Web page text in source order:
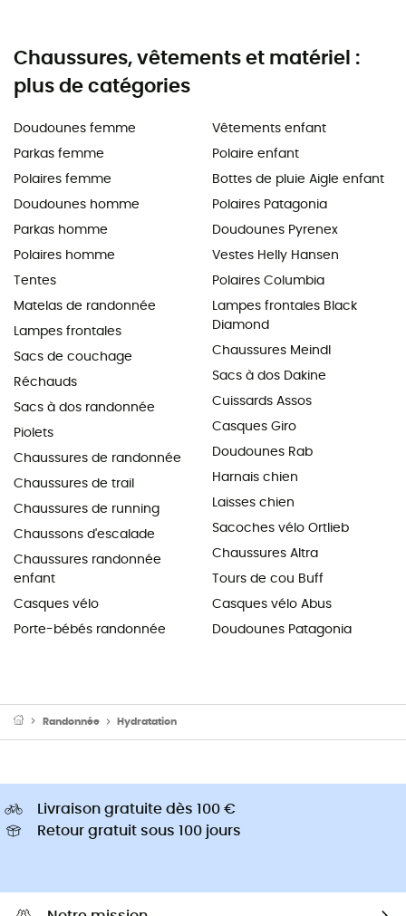
Chaussures, vêtements et matériel :
plus de catégories
Doudounes femme
Parkas femme
Polaires femme
Doudounes homme
Parkas homme
Polaires homme
Tentes
Matelas de randonnée
Lampes frontales
Sacs de couchage
Réchauds
Sacs à dos randonnée
Piolets
Chaussures de randonnée
Chaussures de trail
Chaussures de running
Chaussons d'escalade
Chaussures randonnée
enfant
Casques vélo
Porte-bébés randonnée
Vêtements enfant
Polaire enfant
Bottes de pluie Aigle enfant
Polaires Patagonia
Doudounes Pyrenex
Vestes Helly Hansen
Polaires Columbia
Lampes frontales Black
Diamond
Chaussures Meindl
Sacs à dos Dakine
Cuissards Assos
Casques Giro
Doudounes Rab
Harnais chien
Laisses chien
Sacoches vélo Ortlieb
Chaussures Altra
Tours de cou Buff
Casques vélo Abus
Doudounes Patagonia
Randonnée Hydratation
Livraison gratuite dès 100 €
Retour gratuit sous 100 jours